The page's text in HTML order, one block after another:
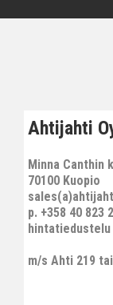
Ahtijahti
Minna Canthin
70100 Kuopio
p. +358 40 823
m/s Ahti 219